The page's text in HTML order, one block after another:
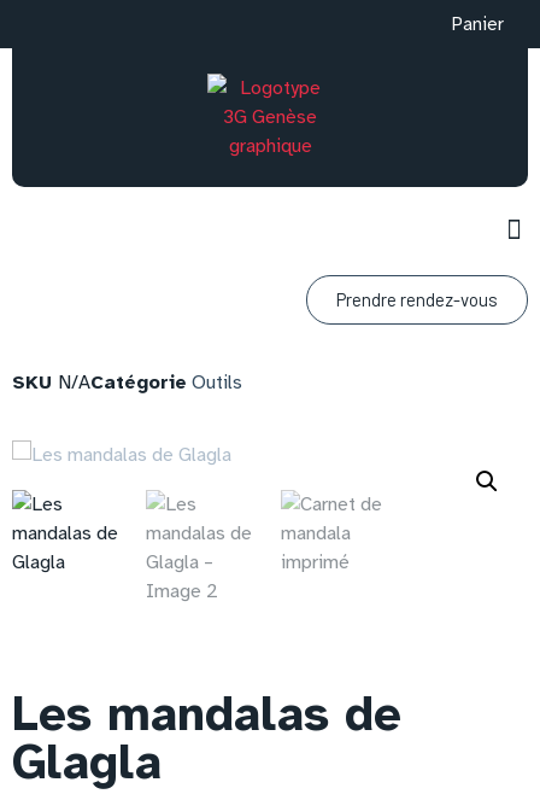
Panier
Prendre rendez-vous
SKU N/ACatégorie Outils
Les mandalas de
Glagla